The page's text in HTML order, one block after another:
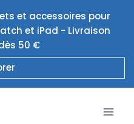
et accessoires pour
et iPad - Livraison
50 €